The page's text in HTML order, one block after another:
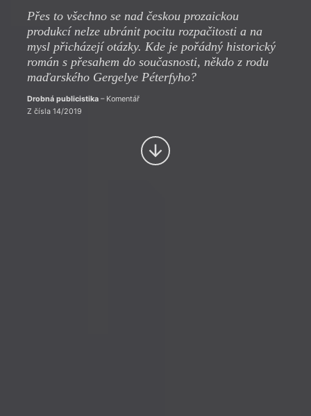
Přes to všechno se nad českou prozaickou
produkcí nelze ubránit pocitu rozpačitosti a na
mysl přicházejí otázky. Kde je pořádný historický
román s přesahem do současnosti, někdo z rodu
maďarského Gergelye Péterfyho?
Drobná publicistika– Komentář
Z čísla 14/2019